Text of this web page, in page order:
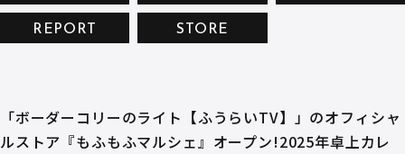
プライバシーポリシー
REPORT STORE
「ボーダーコリーのライト【ふうらいTV】」のオフィシャ
ルストア『もふもふマルシェ』オープン!2025年卓上カレ